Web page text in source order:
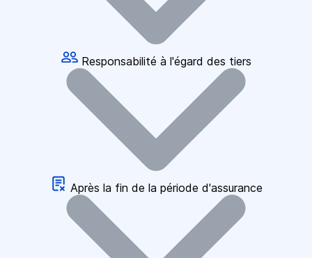
Responsabilité à l'égard des tiers
Après la fin de la période d'assurance